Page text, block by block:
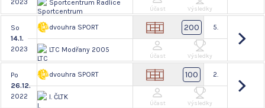
2023
Sportcentrum Radlice
Účast Výsledky
So
14.1.
2023
dvouhra SPORT
LTC Modřany 2005
200 5.
Účast Výsledky
Po
26.12.
2022
dvouhra SPORT
I. ČLTK
100 2.
Účast Výsledky